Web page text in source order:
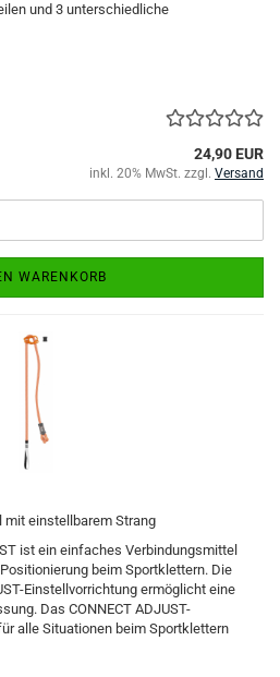
und 3 unterschiedliche
24,90 EUR
inkl. 20% MwSt. zzgl. Versand
WARENKORB
einstellbarem Strang
ist ein einfaches Verbindungsmittel
beim Sportklettern. Die
Einstellvorrichtung ermöglicht eine
Das CONNECT ADJUST-
alle Situationen beim Sportklettern